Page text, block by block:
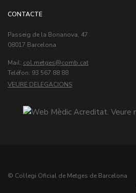
CONTACTE
Passeig de la Bonanova, 47
08017 Barcelona
Mail: col.metges
Teléfon: 93 567 88 88
VEURE DELEGACIONS
© Col·legi Oficial de Metges de Barcelona